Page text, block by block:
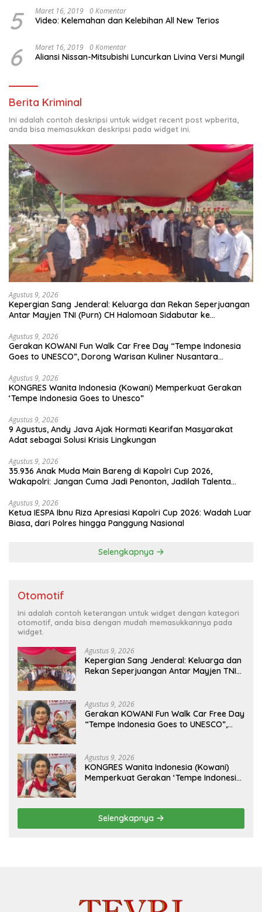
5 Maret 16, 2019 0 Komentar
Video: Kelemahan dan Kelebihan All New Terios
6 Maret 16, 2019 0 Komentar
Aliansi Nissan-Mitsubishi Luncurkan Livina Versi Mungil
Berita Kriminal
Ini adalah contoh deskripsi untuk widget recent post wpberita,
anda bisa memasukkan deskripsi pada widget ini.
Agustus 9, 2026
Kepergian Sang Jenderal: Keluarga dan Rekan Seperjuangan
Antar Mayjen TNI (Purn) CH Halomoan Sidabutar ke
Agustus 9, 2026
Gerakan KOWANI Fun Walk Car Free Day “Tempe Indonesia
Goes to UNESCO”, Dorong Warisan Kuliner Nusantara
Agustus 9, 2026
KONGRES Wanita Indonesia (Kowani) Memperkuat Gerakan
‘Tempe Indonesia Goes to Unesco”
Agustus 9, 2026
9 Agustus, Andy Java Ajak Hormati Kearifan Masyarakat
Adat sebagai Solusi Krisis Lingkungan
Agustus 9, 2026
35.936 Anak Muda Main Bareng di Kapolri Cup 2026,
Wakapolri: Jangan Cuma Jadi Penonton, Jadilah Talenta
Agustus 9, 2026
Ketua IESPA Ibnu Riza Apresiasi Kapolri Cup 2026: Wadah Luar
Biasa, dari Polres hingga Panggung Nasional
Selengkapnya
Otomotif
Ini adalah contoh keterangan untuk widget dengan kategori
otomotif, anda bisa dengan mudah memasukkannya pada
widget.
Agustus 9, 2026
Kepergian Sang Jenderal: Keluarga dan
Rekan Seperjuangan Antar Mayjen TNI
Agustus 9, 2026
Gerakan KOWANI Fun Walk Car Free Day
“Tempe Indonesia Goes to UNESCO”,
Agustus 9, 2026
KONGRES Wanita Indonesia (Kowani)
Memperkuat Gerakan ‘Tempe Indonesia
Selengkapnya